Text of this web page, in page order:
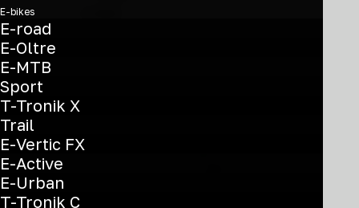
E-bikes
E-road
E-Oltre
E-MTB
Sport
T-Tronik X
Trail
E-Vertic FX
E-Active
E-Urban
T-Tronik C
nella